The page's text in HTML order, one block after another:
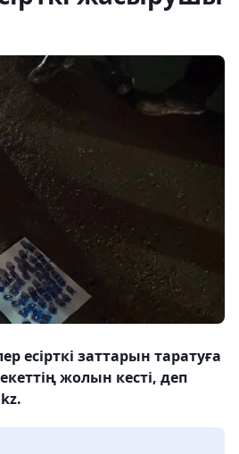
есірткі заттарын таратуға
жолын кесті, деп